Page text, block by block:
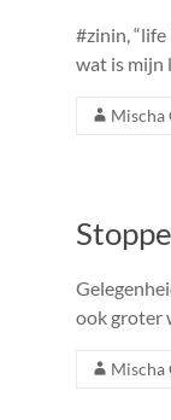
#zinin,
wat is mijn
Mischa
ook groter
Mischa